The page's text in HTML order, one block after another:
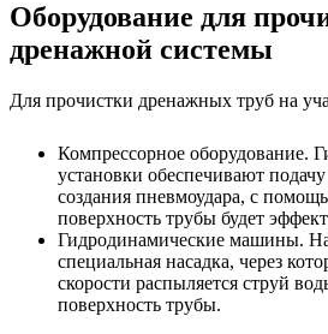
Оборудование для
дренажной системы
Для прочистки дренажных труб на
Компрессорное оборудование.
установки обеспечивают
создания пневмоудара, с
поверхность трубы будет
Гидродинамические машины.
специальная насадка, через
скорости распыляется струй
поверхность трубы.